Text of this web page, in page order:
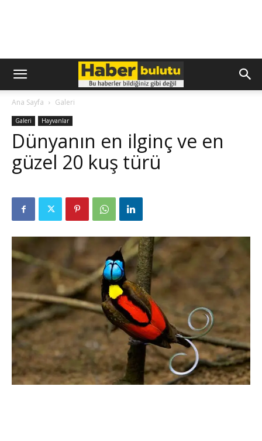
Ana Sayfa Galeri
Galeri Hayvanlar
Dünyanın en ilginç ve en
güzel 20 kuş türü